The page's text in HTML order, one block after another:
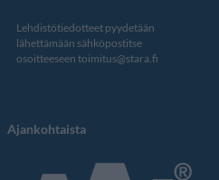
Lehdistötiedotteet pyydetään
lähettämään sähköpostitse
osoitteeseen toimitus@stara.fi
Ajankohtaista